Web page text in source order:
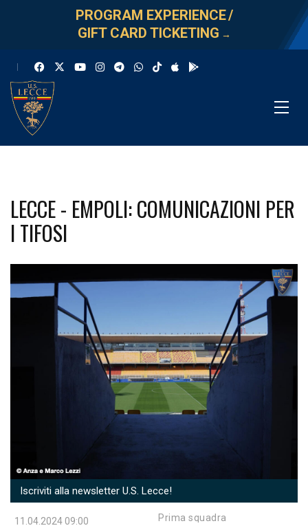
PROGRAM EXPERIENCE/
GIFT CARD TICKETING →
LECCE - EMPOLI: COMUNICAZIONI PER
I TIFOSI
Iscriviti alla newsletter U.S. Lecce!
11.04.2024 09:00 Prima squadra